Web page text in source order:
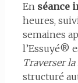
En séance
heures,
semaines
l’Essuyé®
Traverser
structuré